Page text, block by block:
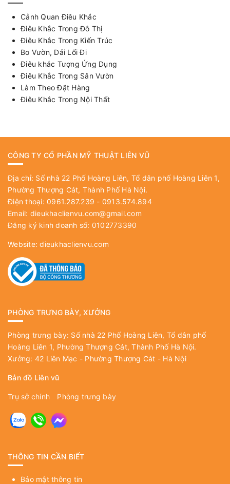
Cảnh Quan Điêu Khắc
Điêu Khắc Trong Đô Thị
Điêu Khắc Trong Kiến Trúc
Bo Vườn, Dải Lối Đi
Điêu khắc Tượng Ứng Dụng
Điêu Khắc Trong Sân Vườn
Làm Theo Đặt Hàng
Điêu Khắc Trong Nội Thất
CÔNG TY CỔ PHẦN MỸ THUẬT LIÊN VŨ
Địa chỉ: Số nhà 22 Phố Hoàng Liên, Tổ dân phố Hoàng Liên 1,
Phường Thượng Cát, Thành Phố Hà Nội.
Điện thoại: 0961.287.239 - 0913.574.894
Email: dieukhaclienvu.com@gmail.com
Đăng ký kinh doanh số: 0102773390
Website:dieukhaclienvu.com
PHÒNG TRƯNG BÀY, XƯỞNG
Phòng trưng bày: Số nhà 22 Phố Hoàng Liên, Tổ dân phố
Hoàng Liên 1, Phường Thượng Cát, Thành Phố Hà Nội.
Xưởng: 42 Liên Mạc - Phường Thượng Cát - Hà Nội
Bản đồ Liên vũ
Trụ sở chính Phòng trưng bày
THÔNG TIN CẦN BIẾT
Bảo mật thông tin